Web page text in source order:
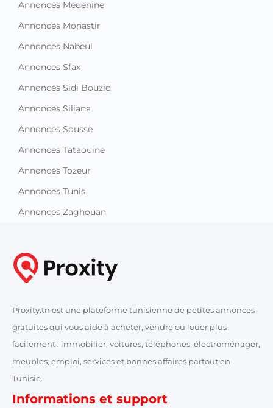
Annonces Medenine
Annonces Monastir
Annonces Nabeul
Annonces Sfax
Annonces Sidi Bouzid
Annonces Siliana
Annonces Sousse
Annonces Tataouine
Annonces Tozeur
Annonces Tunis
Annonces Zaghouan
Proxity.tn est une plateforme tunisienne de petites annonces
gratuites qui vous aide à acheter, vendre ou louer plus
facilement : immobilier, voitures, téléphones, électroménager,
meubles, emploi, services et bonnes affaires partout en
Tunisie.
Informations et support